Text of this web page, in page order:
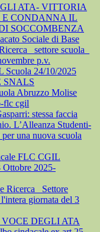
ATA- VITTORIA
CONDANNA IL
SOCCOMBENZA
Sociale di Base
settore scuola_
p.v.
Scuola 24/10/2025
SNALS
Abruzzo Molise
flc cgil
stessa faccia
L’Alleanza Studenti-
una nuova scuola
FLC CGIL
Ottobre 2025-
Ricerca_ Settore
giornata del 3
VOCE DEGLI ATA